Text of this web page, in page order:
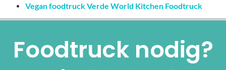
Vegan foodtruck Verde World Kitchen Foodtruck
Foodtruck nodig?